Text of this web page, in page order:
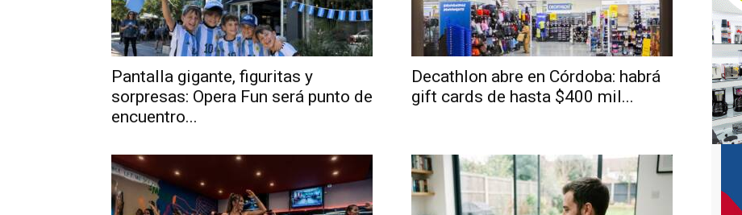
Pantalla gigante, figuritas y
sorpresas: Opera Fun será punto de
encuentro...
Decathlon abre en Córdoba: habrá
gift cards de hasta $400 mil...